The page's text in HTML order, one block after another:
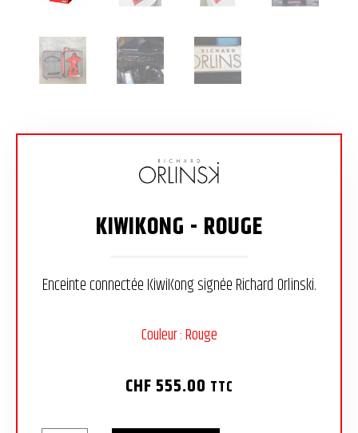
KIWIKONG - ROUGE
Enceinte connectée KiwiKong signée Richard Orlinski.
Couleur : Rouge
CHF 555.00 TTC